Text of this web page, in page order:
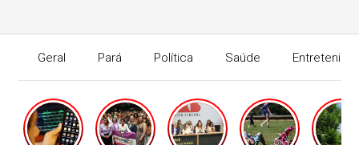
Geral Pará Política Saúde